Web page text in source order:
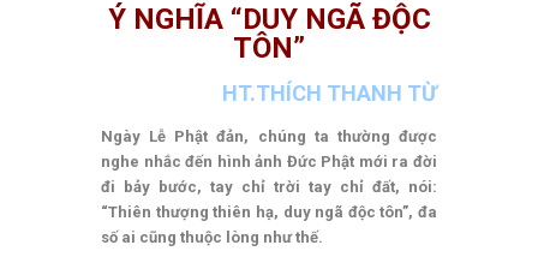
Ý NGHĨA “DUY NGÃ ĐỘC
TÔN”
HT.THÍCH THANH TỪ
Ngày Lễ Phật đản, chúng ta thường được
nghe nhắc đến hình ảnh Đức Phật mới ra đời
đi bảy bước, tay chỉ trời tay chỉ đất, nói:
“Thiên thượng thiên hạ, duy ngã độc tôn”, đa
số ai cũng thuộc lòng như thế.